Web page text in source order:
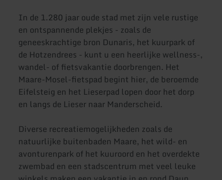
In de 1.280 jaar oude stad met zijn vele rustige
en ontspannende plekjes - zoals de
geneeskrachtige bron Dunaris, het kuurpark of
de Hotzendrees - kunt u een heerlijke wellness-,
wandel- of fietsvakantie doorbrengen. Het
Maare-Mosel-fietspad begint hier, de beroemde
Eifelsteig en het Lieserpad lopen door het dorp
en langs de Lieser naar Manderscheid.
Diverse recreatiemogelijkheden zoals de
natuurlijke buitenbaden Maare, het wild- en
avonturenpark of het kuuroord en het overdekte
zwembad en een stadscentrum met veel leuke